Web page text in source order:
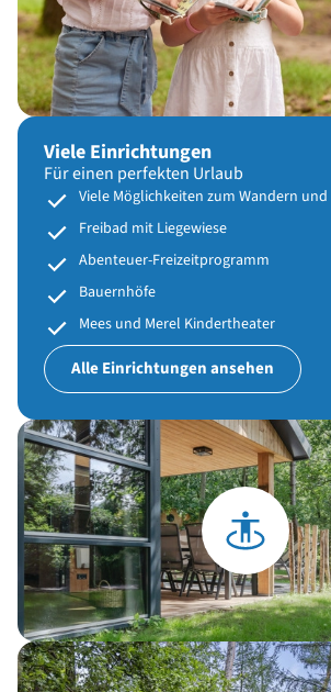
Viele Einrichtungen
Für einen perfekten Urlaub
Viele Möglichkeiten zum Wandern
Freibad mit Liegewiese
Abenteuer-Freizeitprogramm
Bauernhöfe
Mees und Merel Kindertheater
Alle Einrichtungen ansehen